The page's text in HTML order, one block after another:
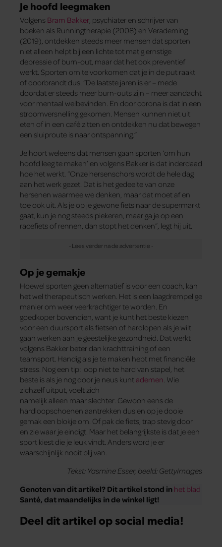
Je hoofd leegmaken
Volgens Bram Bakker, psychiater en schrijver van
boeken als Runningtherapie (2008) en Verademing
(2019), ontdekken steeds meer mensen dat sporten
niet alleen helpt bij een lichte tot matig ernstige
depressie of burn-out, maar dat het ook preventief
werkt. Sporten om te voorkomen dat je in de put raakt
of doorbrandt dus. “De laatste jaren is er – mede
doordat er steeds meer burn-outs zijn – meer aandacht
voor mentaal welbevinden. En door corona is dat in een
stroomversnelling gekomen. Mensen kunnen niet uit
eten of in een café zitten en ontdekken nu dat bewegen
een sluiproute is naar ontspanning.”
Je hoort weleens dat mensen gaan sporten ‘om hun
hoofd leeg te maken’ en volgens Bakker is dat inderdaad
hoe het werkt. “Onze hersenschors wordt de hele dag
aan het werk gezet. Dat is het gedeelte van onze
hersenen waarmee we denken, maar dat moet af en
toe ook uit. Als je op je gewone fiets naar de supermarkt
gaat, kun je nog steeds piekeren, maar ga je op een
racefiets of rennen, dan stopt het denken”, legt hij uit.
Op je gemakje
Hoewel sporten geen alternatief is voor een coach, kan
het wel therapeutisch werken. Het is een laagdrempelige
manier om weer veerkrachtiger te worden. En
goedkoper bovendien, want je kunt het beste kiezen
voor een duursport als fietsen of hardlopen als je wilt
gaan werken aan je geestelijke gezondheid. Dat werkt
volgens Bakker beter dan krachttraining of een
teamsport. Handig als je te maken hebt met financiële
stress. Nog een tip: loop niet te hard van stapel, het
beste is als je nog door je neus kunt ademen. Wie
zichzelf uitput, voelt zich
namelijk alleen maar slechter. Gewoon eens de
hardloopschoenen aantrekken dus en op je dooie
gemak een blokje om. Of pak de fiets, trap stevig door
en zie waar je eindigt. Maar het belangrijkste is dat je een
sport kiest die je leuk vindt. Anders word je er
waarschijnlijk nooit blij van.
Tekst: Yasmine Esser, beeld: GettyImages
Genoten van dit artikel? Dit artikel stond in het blad
Santé, dat maandelijks in de winkel ligt!
Deel dit artikel op social media!